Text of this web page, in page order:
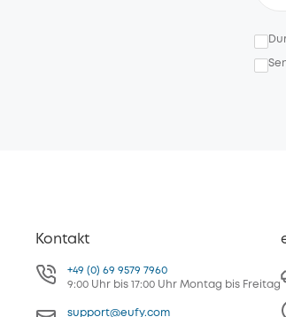
Kontakt
+49 (0) 69 9579 7960
9:00 Uhr bis 17:00 Uhr Montag bis Freitag
support@eufy.com